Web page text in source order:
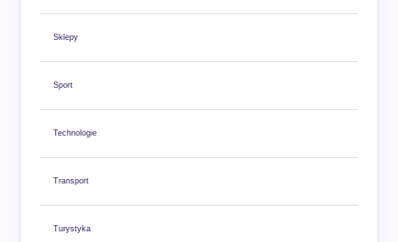
Sklepy
Sport
Technologie
Transport
Turystyka